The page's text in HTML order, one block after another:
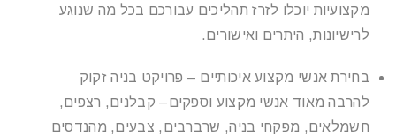
מקצועיות יוכלו לזרז תהליכים עבורכם בכל מה שנוגע
לרישיונות, היתרים ואישורים.
בחירת אנשי מקצוע איכותיים – פרויקט בניה זקוק
להרבה מאוד אנשי מקצוע וספקים– קבלנים, רצפים,
חשמלאים, מפקחי בניה, שרברבים, צבעים, מהנדסים